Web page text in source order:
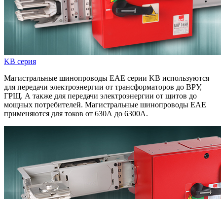
KB серия
Магистральные шинопроводы ЕАЕ серии KB используются
для передачи электроэнергии от трансформаторов до ВРУ,
ГРЩ. А также для передачи электроэнергии от щитов до
мощных потребителей. Магистральные шинопроводы ЕАЕ
применяются для токов от 630А до 6300А.